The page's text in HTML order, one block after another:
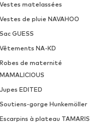
Vestes matelassées
Vestes de pluie NAVAHOO
Sac GUESS
Vêtements NA-KD
Robes de maternité
MAMALICIOUS
Jupes EDITED
Soutiens-gorge Hunkemöller
Escarpins à plateau TAMARIS